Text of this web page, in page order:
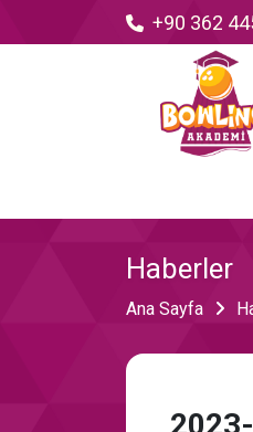
+90 362
Haberler
Ana Sayfa